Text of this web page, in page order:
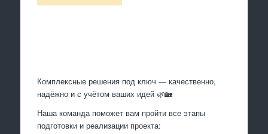
Комплексные решения под ключ — качественно,
надёжно и с учётом ваших идей 🌿🏡
Наша команда поможет вам пройти все этапы
подготовки и реализации проекта: